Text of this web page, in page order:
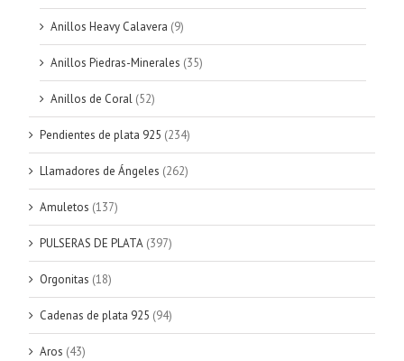
Anillos Heavy Calavera (9)
Anillos Piedras-Minerales (35)
Anillos de Coral (52)
Pendientes de plata 925 (234)
Llamadores de Ángeles (262)
Amuletos (137)
PULSERAS DE PLATA (397)
Orgonitas (18)
Cadenas de plata 925 (94)
Aros (43)